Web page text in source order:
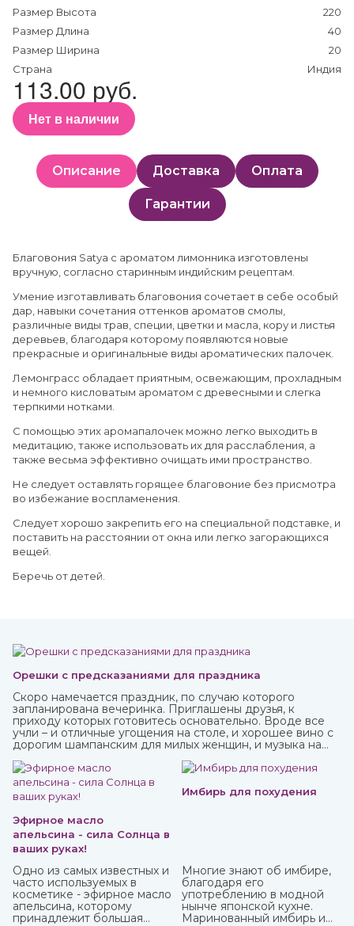
Размер Высота
220
Размер Длина
40
Размер Ширина
20
Страна
Индия
113.00 руб.
Нет в наличии
Описание Доставка Оплата
Гарантии
Благовония Satya c ароматом лимонника изготовлены
вручную, согласно старинным индийским рецептам.
Умение изготавливать благовония сочетает в себе особый
дар, навыки сочетания оттенков ароматов смолы,
различные виды трав, специи, цветки и масла, кору и листья
деревьев, благодаря которому появляются новые
прекрасные и оригинальные виды ароматических палочек.
Лемонграсс обладает приятным, освежающим, прохладным
и немного кисловатым ароматом с древесными и слегка
терпкими нотками.
С помощью этих аромапалочек можно легко выходить в
медитацию, также использовать их для расслабления, а
также весьма эффективно очищать ими пространство.
Не следует оставлять горящее благовоние без присмотра
во избежание воспламенения.
Следует хорошо закрепить его на специальной подставке, и
поставить на расстоянии от окна или легко загорающихся
вещей.
Беречь от детей.
Орешки с предсказаниями для праздника
Скоро намечается праздник, по случаю которого
запланирована вечеринка. Приглашены друзья, к
приходу которых готовитесь основательно. Вроде все
учли – и отличные угощения на столе, и хорошее вино с
дорогим шампанским для милых женщин, и музыка на
интересного и необычного развлечения, которое
должно прийтись по нраву всем.
Эфирное масло
апельсина - сила Солнца в
ваших руках!
Одно из самых известных и
часто используемых в
косметике - эфирное масло
апельсина, которому
принадлежит большая
Имбирь для похудения
Многие знают об имбире,
благодаря его
употреблению в модной
нынче японской кухне.
Маринованный имбирь и